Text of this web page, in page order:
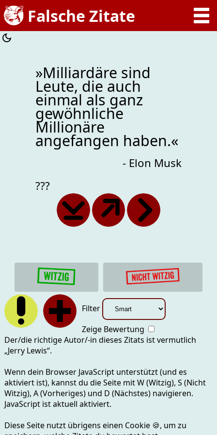
»Milliardäre sind
Leute, die auch
einmal als ganz
gewöhnliche
Millionäre
angefangen haben.«
- Elon Musk
???
Filter
Zeige Bewertung
Der/die richtige Autor/-in dieses Zitats ist vermutlich
„Jerry Lewis“.
Wenn dein Browser JavaScript unterstützt (und es
aktiviert ist), kannst du die Seite mitW (Witzig), S (Nicht
Witzig), A (Vorheriges) und D (Nächstes)navigieren.
JavaScript ist aktuell aktiviert.
Diese Seite nutzt übrigens einen Cookie 🍪, um zu